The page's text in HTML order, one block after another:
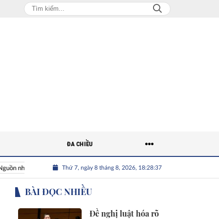
lực Việt Nhân tài Việt Nam Giải bài toán nguồn nhân
Thứ 7, ngày 8 tháng 8, 2026, 18:28:38
ĐA CHIỀU
BÀI ĐỌC NHIỀU
Đề nghị luật hóa rõ